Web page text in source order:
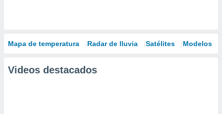
Mapa de temperatura Radar de lluvia Satélites Modelos
Videos destacados